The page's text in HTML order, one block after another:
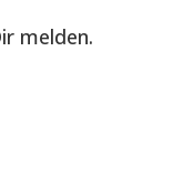
melden.